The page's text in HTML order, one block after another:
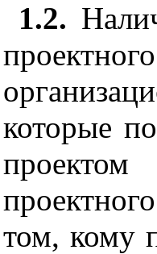
1.2.
которые
п
том, кому